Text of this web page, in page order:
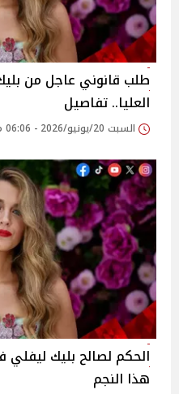
طلب قانوني عاجل من
العليا.. تفاصيل
السبت 20/يونيو/2026 - 06:06 م
الحكم لصالح بليك
هذا النجم